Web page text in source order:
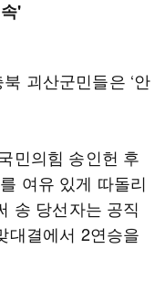
'
괴산군민들은 ‘안
민의힘 송인헌 후
여유 있게 따돌리
송 당선자는 공직
대결에서 2연승을